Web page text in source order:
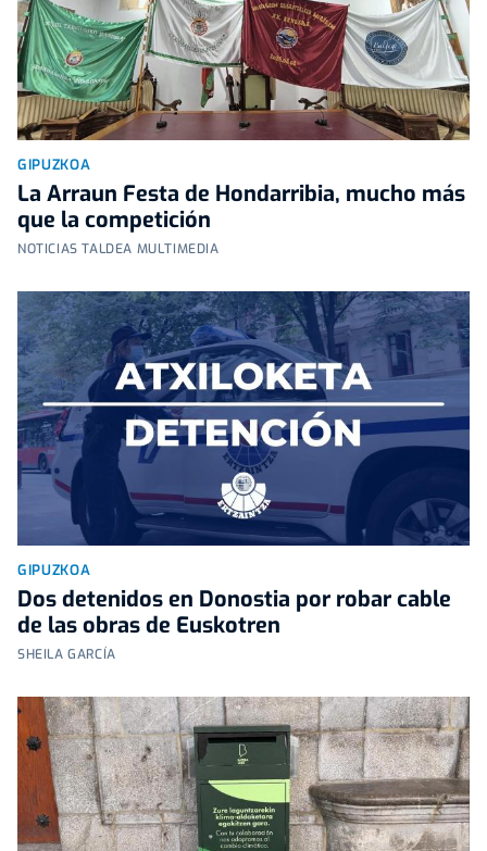
GIPUZKOA
La Arraun Festa de Hondarribia, mucho más
que la competición
NOTICIAS TALDEA MULTIMEDIA
GIPUZKOA
Dos detenidos en Donostia por robar cable
de las obras de Euskotren
SHEILA GARCÍA